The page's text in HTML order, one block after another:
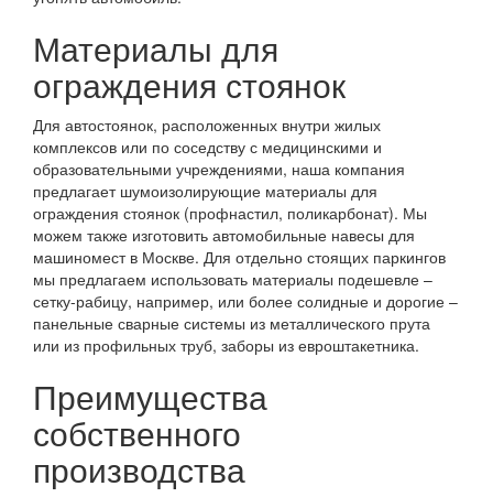
Материалы для
ограждения стоянок
Для автостоянок, расположенных внутри жилых
комплексов или по соседству с медицинскими и
образовательными учреждениями, наша компания
предлагает шумоизолирующие материалы для
ограждения стоянок (профнастил, поликарбонат). Мы
можем также изготовить автомобильные навесы для
машиномест в Москве. Для отдельно стоящих паркингов
мы предлагаем использовать материалы подешевле –
сетку-рабицу, например, или более солидные и дорогие –
панельные сварные системы из металлического прута
или из профильных труб, заборы из евроштакетника.
Преимущества
собственного
производства